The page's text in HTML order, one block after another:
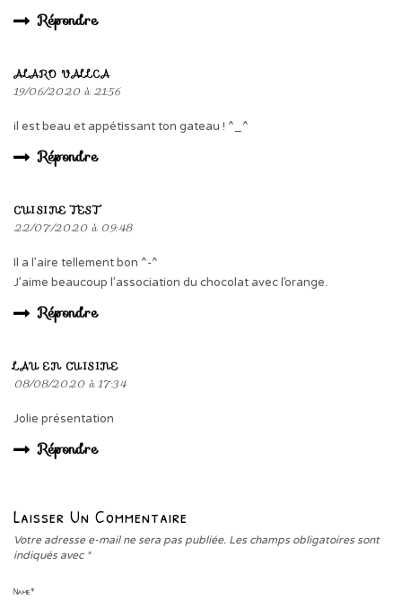
Répondre
ALARO VALLCA
19/06/2020 à 21:56
il est beau et appétissant ton gateau ! ^_^
Répondre
CUISINE TEST
22/07/2020 à 09:48
Il a l’aire tellement bon ^-^
J’aime beaucoup l’association du chocolat avec l’orange.
Répondre
LAU EN CUISINE
08/08/2020 à 17:34
Jolie présentation
Répondre
Laisser Un Commentaire
Votre adresse e-mail ne sera pas publiée. Les champs obligatoires sont
indiqués avec *
Name*